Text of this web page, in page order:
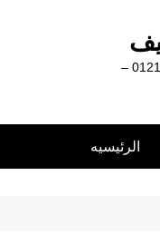
شركة ماكينات التعبئة والتغليف 01211116954 –
الرئيسيه